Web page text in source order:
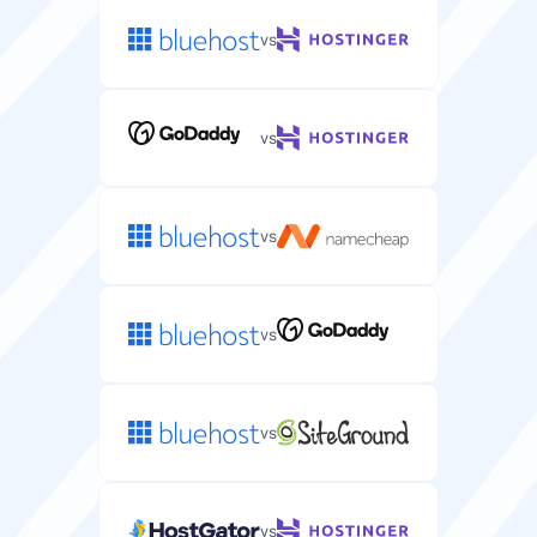
Dedikert IP
Pengene-tilbake-garanti
Gratis domene
vs
vs
vs
vs
vs
vs